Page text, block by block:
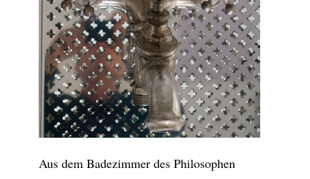
Aus dem Badezimmer des Philosophen